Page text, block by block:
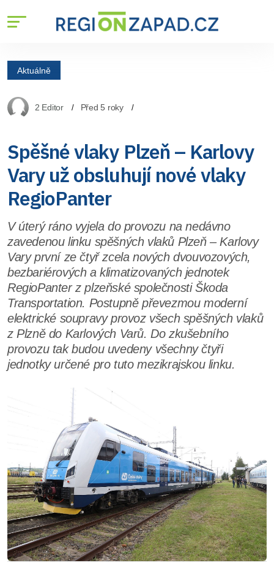
Aktuálně
2 Editor Před 5 roky
Spěšné vlaky Plzeň – Karlovy
Vary už obsluhují nové vlaky
RegioPanter
V úterý ráno vyjela do provozu na nedávno
zavedenou linku spěšných vlaků Plzeň – Karlovy
Vary první ze čtyř zcela nových dvouvozových,
bezbariérových a klimatizovaných jednotek
RegioPanter z plzeňské společnosti Škoda
Transportation. Postupně převezmou moderní
elektrické soupravy provoz všech spěšných vlaků
z Plzně do Karlových Varů. Do zkušebního
provozu tak budou uvedeny všechny čtyři
jednotky určené pro tuto mezikrajskou linku.